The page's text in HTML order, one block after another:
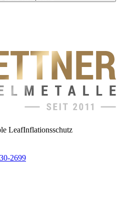
LeafInflationsschutz
2699